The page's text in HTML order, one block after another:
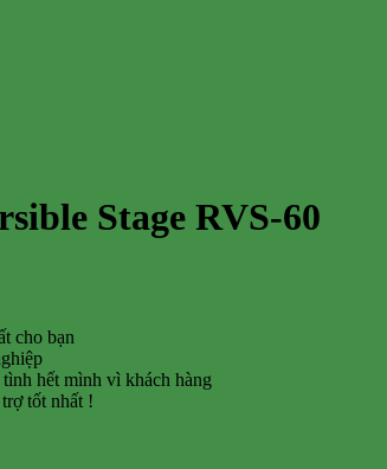
Stage RVS-60
cho bạn
hết mình vì khách hàng
tốt nhất !